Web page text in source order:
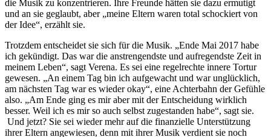
die Musik zu konzentrieren. Ihre Freunde hätten sie dazu ermutigt
und an sie geglaubt, aber „meine Eltern waren total schockiert von
der Idee“, erzählt sie.
Trotzdem entscheidet sie sich für die Musik. „Ende Mai 2017 habe
ich gekündigt. Das war die anstrengendste und aufregendste Zeit in
meinem Leben“, sagt Verena. Es sei eine regelrechte innere Tortur
gewesen. „An einem Tag bin ich aufgewacht und war unglücklich,
am nächsten Tag war es wieder okay“, eine Achterbahn der Gefühle
also. „Am Ende ging es mir aber mit der Entscheidung wirklich
besser. Weil ich es mir so auch selbst zugestanden habe“, sagt sie.
Und jetzt? Sie sei wieder mehr auf die finanzielle Unterstützung
ihrer Eltern angewiesen, denn mit ihrer Musik verdient sie noch